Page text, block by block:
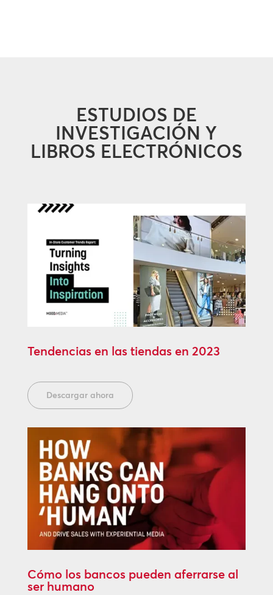
ESTUDIOS DE
INVESTIGACIÓN Y
LIBROS ELECTRÓNICOS
Tendencias en las tiendas en 2023
Descargar ahora
Cómo los bancos pueden aferrarse al
ser humano